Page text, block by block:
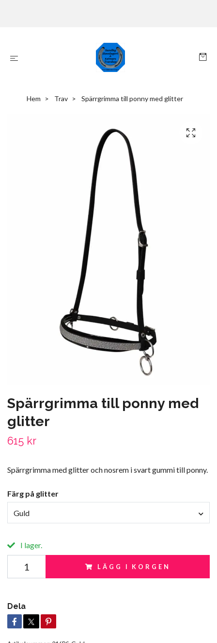
Hem Trav Spärrgrimma till ponny med glitter
Spärrgrimma till ponny med
glitter
615 kr
Spärrgrimma med glitter och nosrem i svart gummi till ponny.
Färg på glitter
Guld
I lager.
LÄGG I KORGEN
Dela